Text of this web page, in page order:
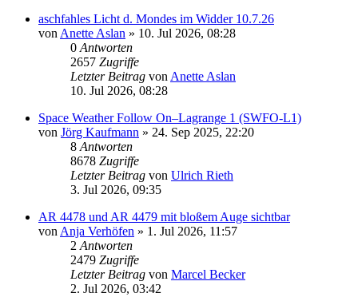
aschfahles Licht d. Mondes im Widder 10.7.26
von Anette Aslan » 10. Jul 2026, 08:28
0 Antworten
2657 Zugriffe
Letzter Beitrag von Anette Aslan
10. Jul 2026, 08:28
Space Weather Follow On–Lagrange 1 (SWFO-L1)
von Jörg Kaufmann » 24. Sep 2025, 22:20
8 Antworten
8678 Zugriffe
Letzter Beitrag von Ulrich Rieth
3. Jul 2026, 09:35
AR 4478 und AR 4479 mit bloßem Auge sichtbar
von Anja Verhöfen » 1. Jul 2026, 11:57
2 Antworten
2479 Zugriffe
Letzter Beitrag von Marcel Becker
2. Jul 2026, 03:42